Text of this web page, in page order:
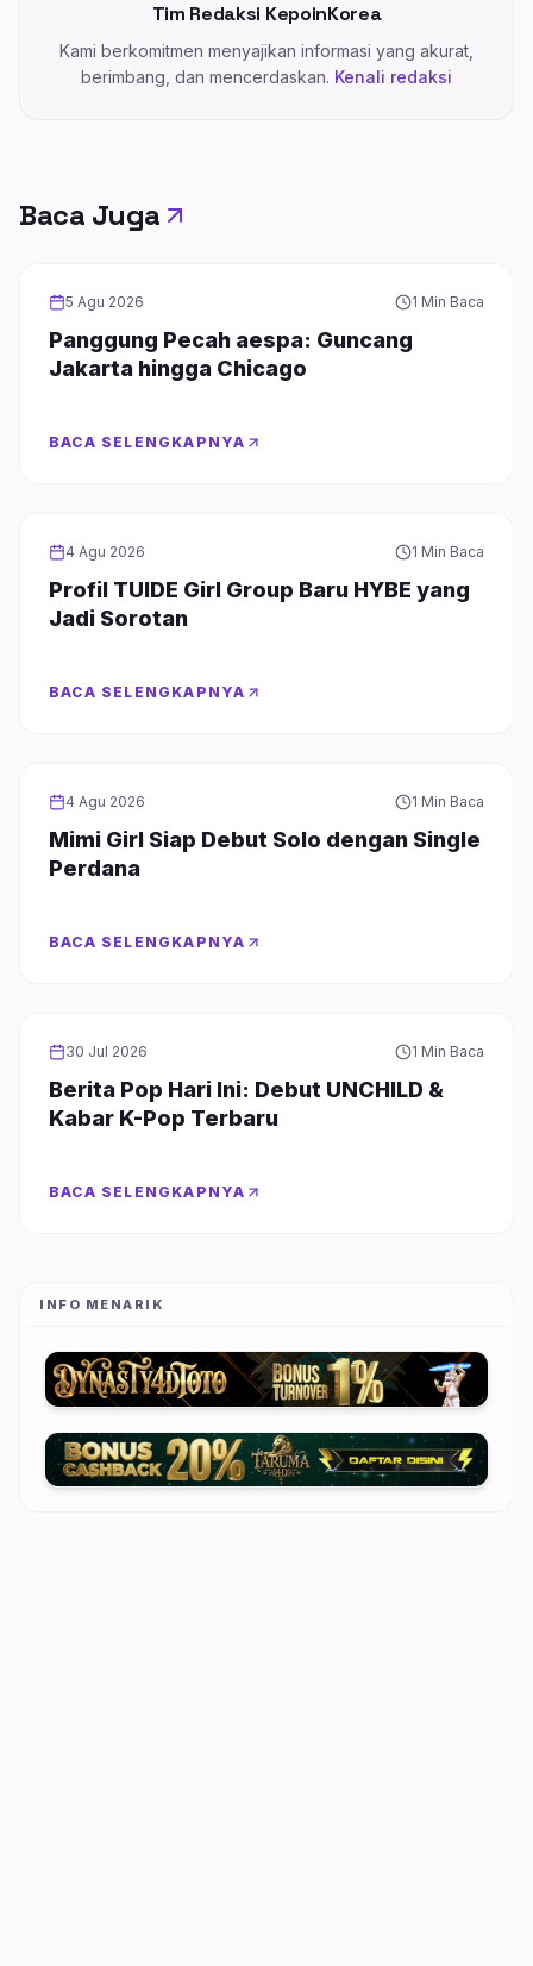
Tim Redaksi KepoinKorea
Kami berkomitmen menyajikan informasi yang akurat,
berimbang, dan mencerdaskan. Kenali redaksi
Baca Juga
GIRL GROUP
5 Agu 2026 1 Min Baca
Panggung Pecah aespa: Guncang
Jakarta hingga Chicago
BACA SELENGKAPNYA
GIRL GROUP
4 Agu 2026 1 Min Baca
Profil TUIDE Girl Group Baru HYBE yang
Jadi Sorotan
BACA SELENGKAPNYA
GIRL GROUP
4 Agu 2026 1 Min Baca
Mimi Girl Siap Debut Solo dengan Single
Perdana
BACA SELENGKAPNYA
GIRL GROUP
30 Jul 2026 1 Min Baca
Berita Pop Hari Ini: Debut UNCHILD &
Kabar K-Pop Terbaru
BACA SELENGKAPNYA
INFO MENARIK